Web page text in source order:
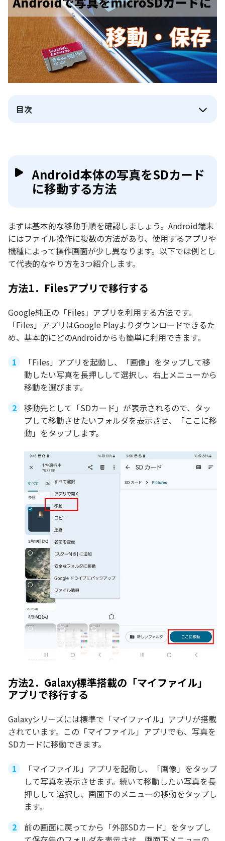
目次
Android本体の写真をSDカード
に移動する方法
まずは基本的な移動手順を確認しましょう。Android端末
にはファイル操作に複数の方法があり、使用するアプリや
機種によって操作画面が少し異なります。以下では例とし
て代表的なやり方を3つ紹介します。
方法1．Filesアプリで移行する
Google純正の「Files」アプリを利用する方法です。
「Files」アプリはGoogle Playよりダウンロードできるた
め、基本的にどのAndroidからも簡単に利用できます。
「Files」アプリを起動し、「画像」をタップして移
動したい写真を長押しして選択し、右上メニューから
移動を選びます。
移動先として「SDカード」が表示されるので、タッ
プして移動させたいフォルダを表示させ、「ここに移
動」をタップします。
方法2．Galaxy標準搭載の「マイファイル」
アプリで移行する
Galaxyシリーズには標準で「マイファイル」アプリが搭載
されています。この「マイファイル」アプリでも、写真を
SDカードに移動できます。
「マイファイル」アプリを起動し、「画像」をタップ
して写真を表示させます。続いて移動したい写真を長
押しして選択し、画面下のメニューの移動をタップし
ます。
前の画面に戻ってから「外部SDカード」をタップし